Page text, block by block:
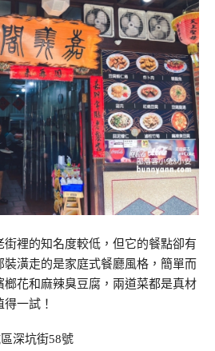
裡的知名度較低，但它的餐點卻有
潢走的是家庭式餐廳風格，簡單而
花和麻辣臭豆腐，兩道菜都是真材
一試！
深坑街58號